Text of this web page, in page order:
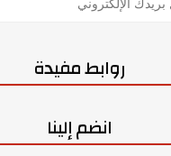
روابط مفيدة
انضم إلينا